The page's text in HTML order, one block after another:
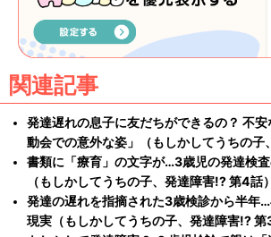
関連記事
発達遅れの息子に友だちができるの？ 不
動会での意外な姿」（もしかしてうちの子
書類に「療育」の文字が…3歳児の発達検
（もしかしてうちの子、発達障害!? 第4話）
発達の遅れを指摘された3歳検診から半年
現実（もしかしてうちの子、発達障害!? 第3